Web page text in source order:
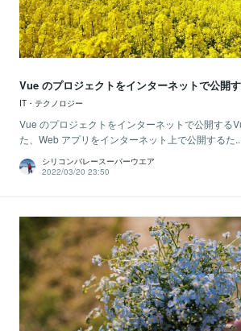
Vue のプロジェクトをインターネットで公開
IT・テクノロジー
Vue のプロジェクトをインターネットで公開する
た、Web アプリをインターネット上で公開するた...
シリコンバレースーパーウエア
2022/03/20 23:50